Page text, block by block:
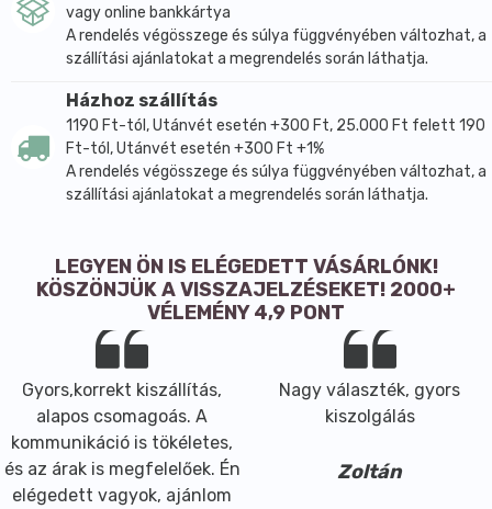
vagy online bankkártya
A rendelés végösszege és súlya függvényében változhat, a
szállítási ajánlatokat a megrendelés során láthatja.
Házhoz szállítás
1190 Ft-tól, Utánvét esetén +300 Ft, 25.000 Ft felett 190
Ft-tól, Utánvét esetén +300 Ft +1%
A rendelés végösszege és súlya függvényében változhat, a
szállítási ajánlatokat a megrendelés során láthatja.
LEGYEN ÖN IS ELÉGEDETT VÁSÁRLÓNK!
KÖSZÖNJÜK A VISSZAJELZÉSEKET! 2000+
VÉLEMÉNY 4,9 PONT
Gyors,korrekt kiszállítás,
alapos csomagoás. A
kommunikáció is tökéletes,
és az árak is megfelelőek. Én
elégedett vagyok, ajánlom
Nagy választék, gyors
kiszolgálás
Zoltán